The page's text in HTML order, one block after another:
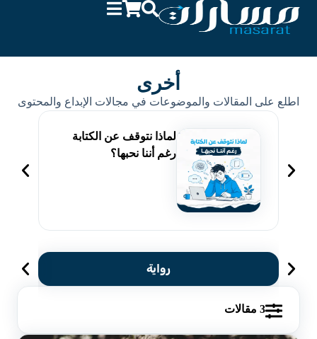
أخرى
اطلع على المقالات والموضوعات في مجالات الإبداع والمحتوى
لماذا نتوقف عن الكتابة
رغم أننا نحبها؟
رواية
3 مقالات